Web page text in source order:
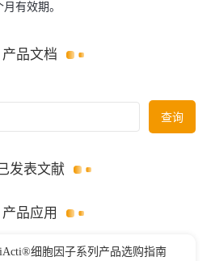
有效期。
产品文档
查询
发表文献
产品应用
细胞因子系列产品选购指南